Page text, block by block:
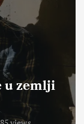
u zemlji